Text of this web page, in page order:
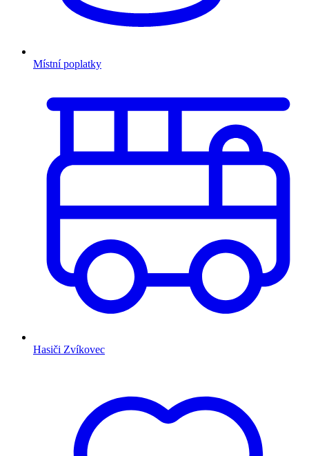
Místní poplatky
Hasiči Zvíkovec